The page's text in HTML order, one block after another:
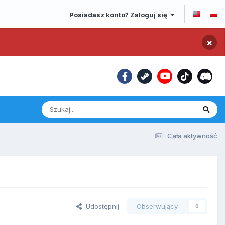
Posiadasz konto? Zaloguj się
×
Cała aktywność
Udostępnij Obserwujący 0